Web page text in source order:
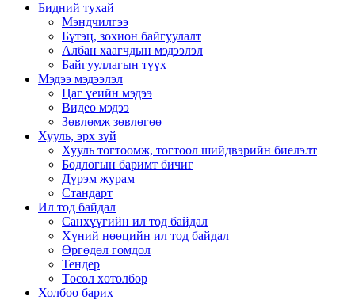
Бидний тухай
Мэндчилгээ
Бүтэц, зохион байгуулалт
Албан хаагчдын мэдээлэл
Байгууллагын түүх
Мэдээ мэдээлэл
Цаг үеийн мэдээ
Видео мэдээ
Зөвлөмж зөвлөгөө
Хууль, эрх зүй
Хууль тогтоомж, тогтоол шийдвэрийн биелэлт
Бодлогын баримт бичиг
Дүрэм журам
Стандарт
Ил тод байдал
Санхүүгийн ил тод байдал
Хүний нөөцийн ил тод байдал
Өргөдөл гомдол
Тендер
Төсөл хөтөлбөр
Холбоо барих